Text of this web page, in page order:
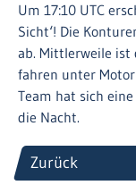
Um 17:10 UTC
Sicht‘! Die
ab. Mittlerweile ist
fahren unter Motor
Team hat sich
die Nacht.
Zurück